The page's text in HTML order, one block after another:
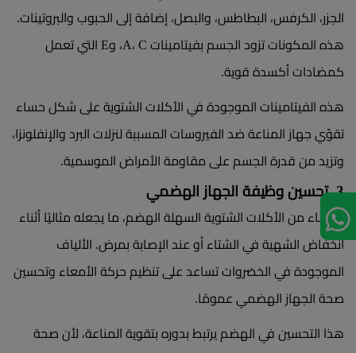
الجزر، الكرفس، البطاطس، والبصل، إضافة إلى الحبوب والبروتينات.
هذه المكونات تزود الجسم بفيتامينات A، C، وE التي تعمل
كمضادات أكسدة قوية.
هذه الفيتامينات الموجودة في الأكلات الشتوية على شكل حساء
تقوّي جهاز المناعة ضد الفيروسات المسببة لنزلات البرد والإنفلونزا،
وتزيد من قدرة الجسم على مقاومة الأمراض الموسمية.
3. تحسين وظيفة الجهاز الهضمي
الحساء من الأكلات الشتوية السهلة الهضم، ما يجعله مثاليًا أثناء
انخفاض الشهية في الشتاء أو عند الإصابة بمرض. الألياف
الموجودة في الخضروات تساعد على تنظيم حركة الأمعاء وتحسين
صحة الجهاز الهضمي عمومًا.
هذا التحسين في الهضم يرتبط بدوره بتقوية المناعة، لأن صحة